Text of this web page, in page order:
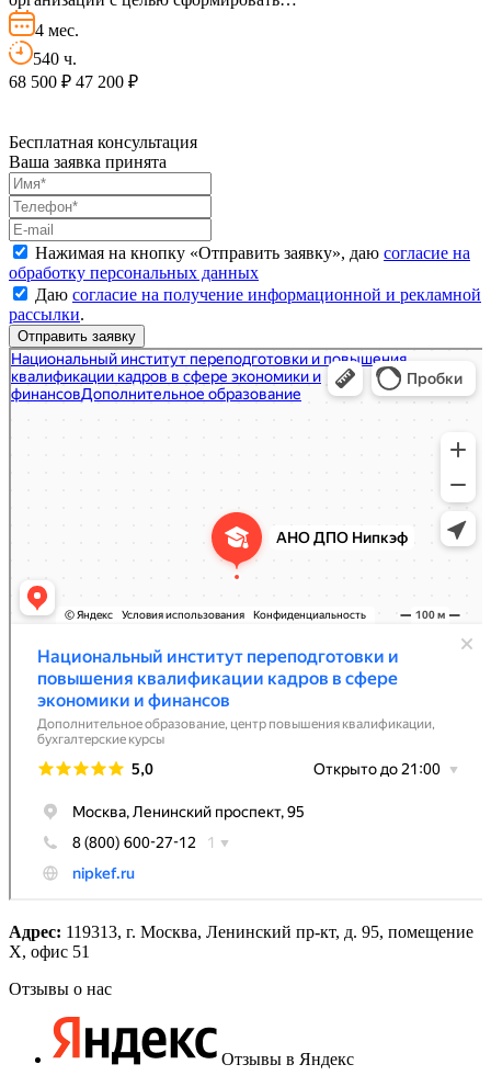
4 мес.
540 ч.
68 500 ₽ 47 200 ₽
Бесплатная консультация
Ваша заявка принята
Нажимая на кнопку «Отправить заявку», даю согласие на
обработку персональных данных
Даю согласие на получение информационной и рекламной
рассылки.
Национальный институт переподготовки и повышения квалификации кадров в сфере
экономики и финансов
Дополнительное образование в Москве
Центр повышения квалификации в Москве
Адрес: 119313, г. Москва, Ленинский пр-кт, д. 95, помещение
Х, офис 51
Отзывы о нас
Отзывы в Яндекс